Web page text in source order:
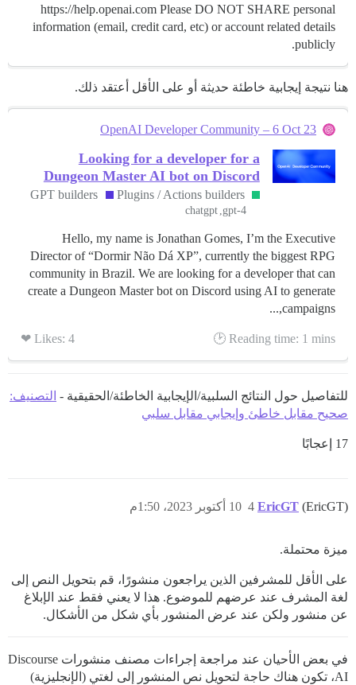
https://help.openai.com Please DO NOT SHARE personal
information (email, credit card, etc) or account related details
publicly.
هنا نتيجة إيجابية خاطئة حديثة أو على الأقل أعتقد ذلك.
OpenAI Developer Community – 6 Oct 23
Looking for a developer for a
Dungeon Master AI bot on Discord
GPT builders Plugins / Actions builders
gpt-4
chatgpt
Hello, my name is Jonathan Gomes, I’m the Executive
Director of “Dormir Não Dá XP”, currently the biggest RPG
community in Brazil. We are looking for a developer that can
create a Dungeon Master bot on Discord using AI to generate
campaigns,...
Reading time: 1 mins 🕑
Likes: 4 ❤
للتفاصيل حول النتائج السلبية/الإيجابية الخاطئة/الحقيقية - التصنيف:
صحيح مقابل خاطئ وإيجابي مقابل سلبي
17 إعجابًا
EricGT (EricGT) 10 أكتوبر 2023، 1:50م 4
ميزة محتملة.
على الأقل للمشرفين الذين يراجعون منشورًا، قم بتحويل النص إلى
لغة المشرف عند عرضهم للموضوع. هذا لا يعني فقط عند الإبلاغ
عن منشور ولكن عند عرض المنشور بأي شكل من الأشكال.
في بعض الأحيان عند مراجعة إجراءات مصنف منشورات Discourse
AI، تكون هناك حاجة لتحويل نص المنشور إلى لغتي (الإنجليزية)